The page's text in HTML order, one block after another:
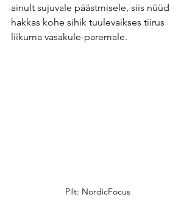
ainult sujuvale päästmisele, siis nüüd
hakkas kohe sihik tuulevaikses tiirus
liikuma vasakule-paremale.
Pilt: NordicFocus